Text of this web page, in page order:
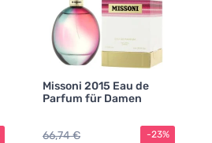
Missoni 2015 Eau de
Parfum für Damen
66,74 € -23%